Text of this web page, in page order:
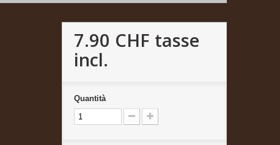
7.90 CHF tasse
incl.
Quantità